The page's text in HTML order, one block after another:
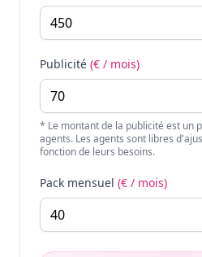
Publicité (€ / mois)
* Le montant de la publicité est un
agents. Les agents sont libres
fonction de leurs besoins.
Pack mensuel (€ / mois)